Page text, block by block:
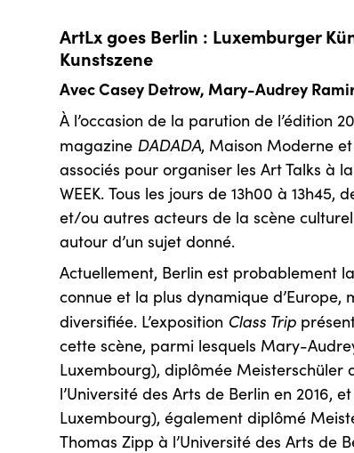
ArtLx goes Berlin : Luxemburger
Kunstszene
Avec Casey Detrow, Mary-Audrey
À l’occasion de la parution de l’édition
magazine DADADA, Maison Moderne
associés pour organiser les Art Talks à la
WEEK. Tous les jours de 13h00 à 13h45,
et/ou autres acteurs de la scène
autour d’un sujet donné.
Actuellement, Berlin est probablement
connue et la plus dynamique d’Europe,
diversifiée. L’exposition Class Trip
cette scène, parmi lesquels Mary-
Luxembourg), diplômée Meisterschüler
l’Université des Arts de Berlin en 2016,
Luxembourg), également diplômé
Thomas Zipp à l’Université des Arts de